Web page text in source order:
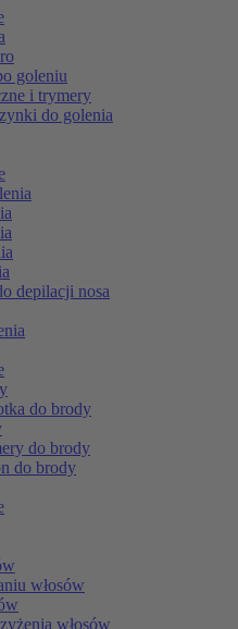
goleniu
i trymery
do golenia
depilacji nosa
do brody
do brody
do brody
włosów
włosów